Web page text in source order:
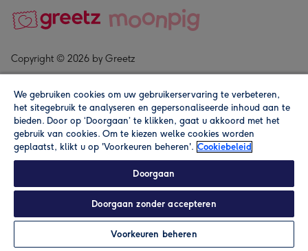
Personaliseren
Copyright © 2026 by Greetz
Alle prijzen zijn inclusief btw en andere heffingen. Lees de
We gebruiken cookies om uw gebruikerservaring te verbeteren,
het sitegebruik te analyseren en gepersonaliseerde inhoud aan te
bieden. Door op ‘Doorgaan’ te klikken, gaat u akkoord met het
gebruik van cookies. Om te kiezen welke cookies worden
geplaatst, klikt u op 'Voorkeuren beheren'. Cookiebeleid
Doorgaan
Doorgaan zonder accepteren
Voorkeuren beheren